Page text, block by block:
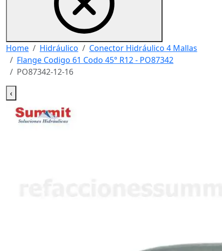
Home Hidráulico
Conector Hidráulico 4 Mallas
Flange Codigo 61 Codo 45° R12 - PO87342
PO87342-12-16
‹